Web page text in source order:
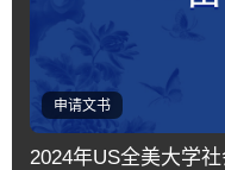
申请文书
2024年US全美大学